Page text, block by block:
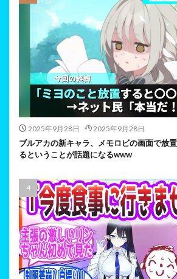
2025年9月28日 2025年9月28日
ブルアカの新キャラ、メモロビの画面で放
るということが話題になるwww